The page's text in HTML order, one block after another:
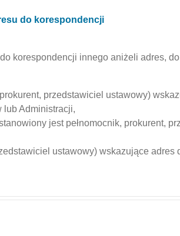
do korespondencji
korespondencji innego aniżeli adres,
przedstawiciel ustawowy)
lub Administracji,
jest pełnomocnik, prokurent,
ustawowy) wskazujące adres